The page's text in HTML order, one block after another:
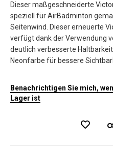
Dieser maßgeschneiderte
speziell für AirBadminton
Seitenwind. Dieser erneuerte
verfügt dank der Verwendung
deutlich verbesserte
Neonfarbe für bessere
Benachrichtigen Sie mich,
Lager ist